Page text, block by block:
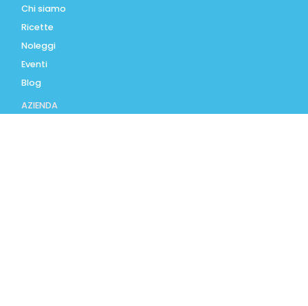
Chi siamo
Ricette
Noleggi
Eventi
Blog
AZIENDA